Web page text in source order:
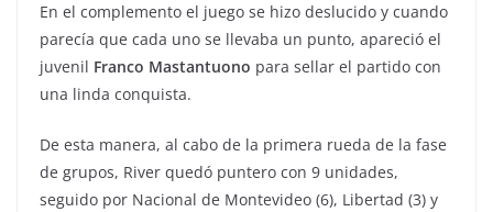
En el complemento el juego se hizo deslucido y cuando
parecía que cada uno se llevaba un punto, apareció el
juvenil Franco Mastantuono para sellar el partido con
una linda conquista.
De esta manera, al cabo de la primera rueda de la fase
de grupos, River quedó puntero con 9 unidades,
seguido por Nacional de Montevideo (6), Libertad (3) y